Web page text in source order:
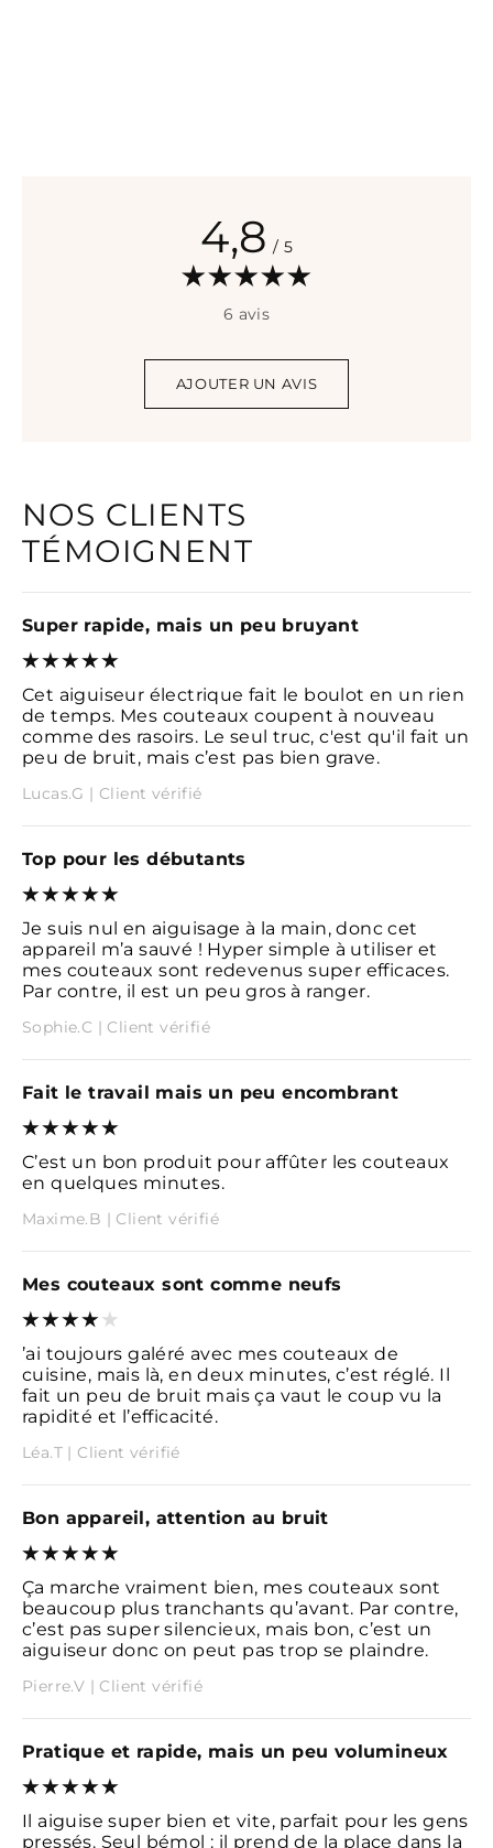
4,8 / 5
6 avis
AJOUTER UN AVIS
NOS CLIENTS
TÉMOIGNENT
Super rapide, mais un peu bruyant
Cet aiguiseur électrique fait le boulot en un rien
de temps. Mes couteaux coupent à nouveau
comme des rasoirs. Le seul truc, c'est qu'il fait un
peu de bruit, mais c’est pas bien grave.
Lucas.G | Client vérifié
Top pour les débutants
Je suis nul en aiguisage à la main, donc cet
appareil m’a sauvé ! Hyper simple à utiliser et
mes couteaux sont redevenus super efficaces.
Par contre, il est un peu gros à ranger.
Sophie.C | Client vérifié
Fait le travail mais un peu encombrant
C’est un bon produit pour affûter les couteaux
en quelques minutes.
Maxime.B | Client vérifié
Mes couteaux sont comme neufs
’ai toujours galéré avec mes couteaux de
cuisine, mais là, en deux minutes, c’est réglé. Il
fait un peu de bruit mais ça vaut le coup vu la
rapidité et l’efficacité.
Léa.T | Client vérifié
Bon appareil, attention au bruit
Ça marche vraiment bien, mes couteaux sont
beaucoup plus tranchants qu’avant. Par contre,
c’est pas super silencieux, mais bon, c’est un
aiguiseur donc on peut pas trop se plaindre.
Pierre.V | Client vérifié
Pratique et rapide, mais un peu volumineux
Il aiguise super bien et vite, parfait pour les gens
pressés. Seul bémol : il prend de la place dans la